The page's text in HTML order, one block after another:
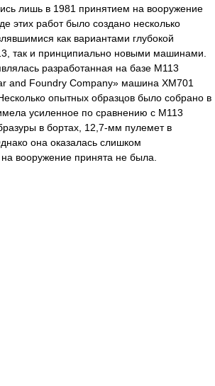
лишь в 1981 принятием на вооружение
этих работ было создано несколько
как вариантами глубокой
так и принципиально новыми машинами.
разработанная на базе M113
and Foundry Company» машина ХМ701
опытных образцов было собрано в
усиленное по сравнению с M113
в бортах, 12,7-мм пулемет в
она оказалась слишком
вооружение принята не была.